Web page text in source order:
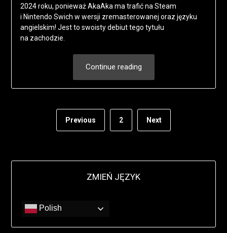
2024 roku, ponieważ AkaAka ma trafić na Steam
i Nintendo Swich w wersji zremasterowanej oraz języku
angielskim! Jest to swoisty debiut tego tytułu
na zachodzie.
Continue reading
Previous 2 Next
ZMIEŃ JĘZYK
Polish